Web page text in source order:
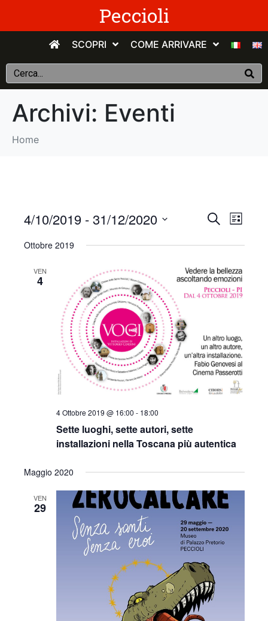
Peccioli
SCOPRI COME ARRIVARE
Archivi: Eventi
Home
E
v
e
n
i
R
i
c
r
c
a
e
v
i
s
t
C
r
a
E
n
t
V
i
s
t
N
v
i
E
e
c
o
4/10/2019 - 31/12/2020
e
Ottobre 2019
VEN
4
4 Ottobre 2019 @ 16:00 - 18:00
Sette luoghi, sette autori, sette
installazioni nella Toscana più autentica
Maggio 2020
VEN
29